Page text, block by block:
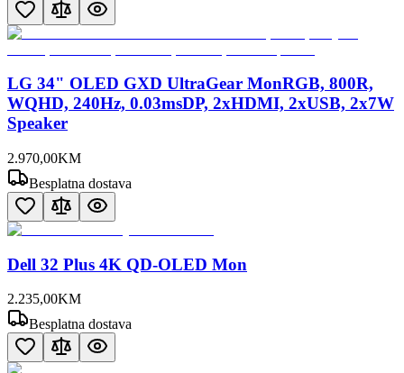
LG 34" OLED GXD UltraGear MonRGB, 800R,
WQHD, 240Hz, 0.03msDP, 2xHDMI, 2xUSB, 2x7W
Speaker
2.970,00KM
Besplatna dostava
Dell 32 Plus 4K QD-OLED Mon
2.235,00KM
Besplatna dostava